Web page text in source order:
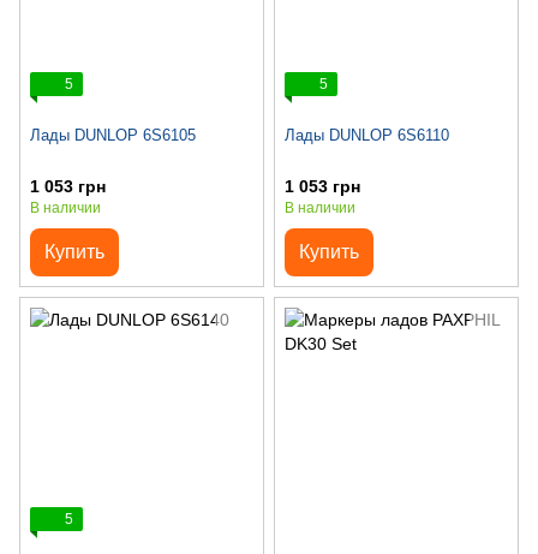
5
Лады DUNLOP 6S6105
1 053 грн
В наличии
Купить
5
Лады DUNLOP 6S6110
1 053 грн
В наличии
Купить
5